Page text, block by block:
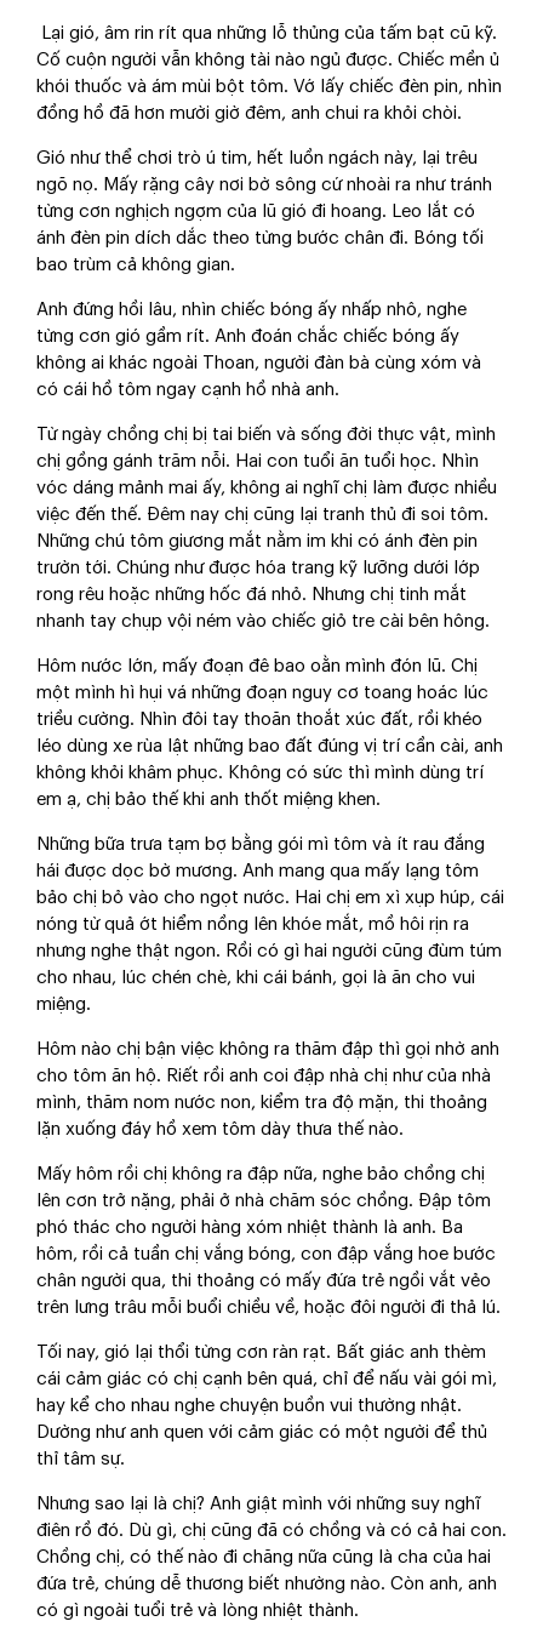
Lại gió, âm rin rít qua những lỗ thủng của tấm bạt cũ kỹ.
Cố cuộn người vẫn không tài nào ngủ được. Chiếc mền ủ
khói thuốc và ám mùi bột tôm. Vớ lấy chiếc đèn pin, nhìn
đồng hồ đã hơn mười giờ đêm, anh chui ra khỏi chòi.
Gió như thể chơi trò ú tim, hết luồn ngách này, lại trêu
ngõ nọ. Mấy rặng cây nơi bờ sông cứ nhoài ra như tránh
từng cơn nghịch ngợm của lũ gió đi hoang. Leo lắt có
ánh đèn pin dích dắc theo từng bước chân đi. Bóng tối
bao trùm cả không gian.
Anh đứng hồi lâu, nhìn chiếc bóng ấy nhấp nhô, nghe
từng cơn gió gầm rít. Anh đoán chắc chiếc bóng ấy
không ai khác ngoài Thoan, người đàn bà cùng xóm và
có cái hồ tôm ngay cạnh hồ nhà anh.
Từ ngày chồng chị bị tai biến và sống đời thực vật, mình
chị gồng gánh trăm nỗi. Hai con tuổi ăn tuổi học. Nhìn
vóc dáng mảnh mai ấy, không ai nghĩ chị làm được nhiều
việc đến thế. Đêm nay chị cũng lại tranh thủ đi soi tôm.
Những chú tôm giương mắt nằm im khi có ánh đèn pin
trườn tới. Chúng như được hóa trang kỹ lưỡng dưới lớp
rong rêu hoặc những hốc đá nhỏ. Nhưng chị tinh mắt
nhanh tay chụp vội ném vào chiếc giỏ tre cài bên hông.
Hôm nước lớn, mấy đoạn đê bao oằn mình đón lũ. Chị
một mình hì hụi vá những đoạn nguy cơ toang hoác lúc
triều cường. Nhìn đôi tay thoăn thoắt xúc đất, rồi khéo
léo dùng xe rùa lật những bao đất đúng vị trí cần cài, anh
không khỏi khâm phục. Không có sức thì mình dùng trí
em ạ, chị bảo thế khi anh thốt miệng khen.
Những bữa trưa tạm bợ bằng gói mì tôm và ít rau đắng
hái được dọc bờ mương. Anh mang qua mấy lạng tôm
bảo chị bỏ vào cho ngọt nước. Hai chị em xì xụp húp, cái
nóng từ quả ớt hiểm nồng lên khóe mắt, mồ hôi rịn ra
nhưng nghe thật ngon. Rồi có gì hai người cũng đùm túm
cho nhau, lúc chén chè, khi cái bánh, gọi là ăn cho vui
miệng.
Hôm nào chị bận việc không ra thăm đập thì gọi nhờ anh
cho tôm ăn hộ. Riết rồi anh coi đập nhà chị như của nhà
mình, thăm nom nước non, kiểm tra độ mặn, thi thoảng
lặn xuống đáy hồ xem tôm dày thưa thế nào.
Mấy hôm rồi chị không ra đập nữa, nghe bảo chồng chị
lên cơn trở nặng, phải ở nhà chăm sóc chồng. Đập tôm
phó thác cho người hàng xóm nhiệt thành là anh. Ba
hôm, rồi cả tuần chị vắng bóng, con đập vắng hoe bước
chân người qua, thi thoảng có mấy đứa trẻ ngồi vắt vẻo
trên lưng trâu mỗi buổi chiều về, hoặc đôi người đi thả lú.
Tối nay, gió lại thổi từng cơn ràn rạt. Bất giác anh thèm
cái cảm giác có chị cạnh bên quá, chỉ để nấu vài gói mì,
hay kể cho nhau nghe chuyện buồn vui thường nhật.
Dường như anh quen với cảm giác có một người để thủ
thỉ tâm sự.
Nhưng sao lại là chị? Anh giật mình với những suy nghĩ
điên rồ đó. Dù gì, chị cũng đã có chồng và có cả hai con.
Chồng chị, có thế nào đi chăng nữa cũng là cha của hai
đứa trẻ, chúng dễ thương biết nhường nào. Còn anh, anh
có gì ngoài tuổi trẻ và lòng nhiệt thành.